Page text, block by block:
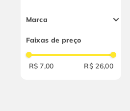
Marca
Roma
Inebras
Faixas de preço
R$ 7,00 R$ 26,00